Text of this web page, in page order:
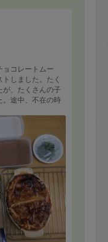
コレートムー
しました。たく
、たくさんの子
。途中、不在の時
ました。見た目
て頂けるのが楽